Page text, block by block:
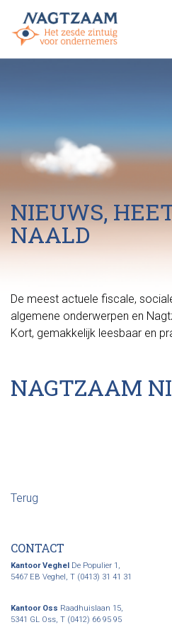
NIEUWS,
NAALD
De meest actuele fiscale,
algemene onderwerpen en
Kort, gemakkelijk leesbaar en
NAGTZAAM
Terug
CONTACT
Kantoor Veghel De Populier 1,
5467 EB Veghel, T (0413) 31 41 31
Kantoor Oss Raadhuislaan 15,
5341 GL Oss, T (0412) 66 95 95